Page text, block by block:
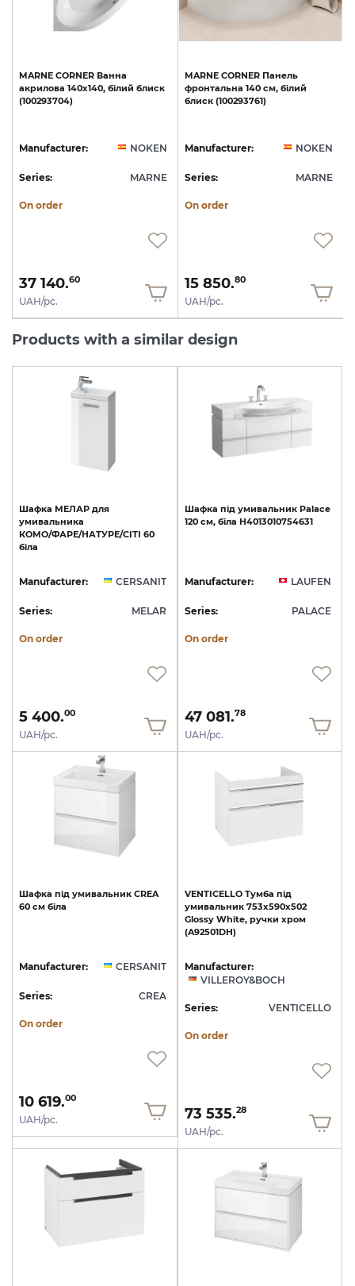
MARNE CORNER Ванна
акрилова 140x140, білий блиск
(100293704)
Manufacturer: NOKEN
Series: MARNE
On order
37 140.60
UAH/pc.
MARNE CORNER Панель
фронтальна 140 см, білий
блиск (100293761)
Manufacturer: NOKEN
Series: MARNE
On order
15 850.80
UAH/pc.
Products with a similar design
Шафка МЕЛАР для
умивальника
КОМО/ФАРЕ/НАТУРЕ/СІТІ 60
біла
Manufacturer: CERSANIT
Series: MELAR
On order
5 400.00
UAH/pc.
Шафка під умивальник Palace
120 см, біла H4013010754631
Manufacturer: LAUFEN
Series: PALACE
On order
47 081.78
UAH/pc.
Шафка під умивальник CREA
60 см біла
Manufacturer: CERSANIT
Series: CREA
On order
10 619.00
UAH/pc.
VENTICELLO Тумба під
умивальник 753x590x502
Glossy White, ручки хром
(A92501DH)
Manufacturer:
VILLEROY&BOCH
Series: VENTICELLO
On order
73 535.28
UAH/pc.